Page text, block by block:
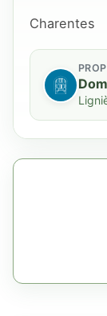
Charentes